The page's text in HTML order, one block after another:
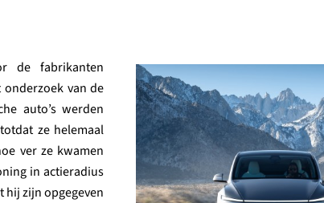
de fabrikanten
van de
auto’s werden
ze helemaal
ver ze kwamen
in actieradius
hij zijn opgegeven